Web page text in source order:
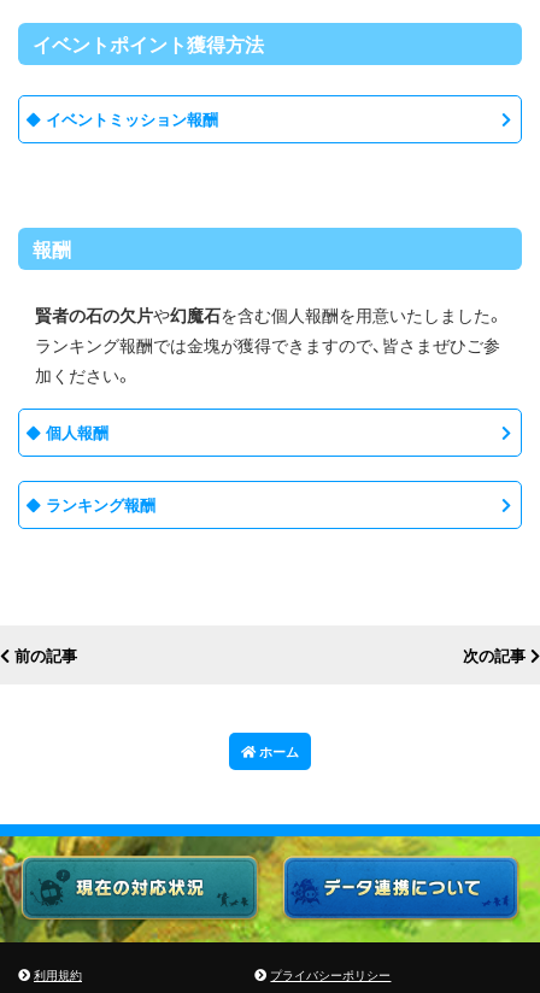
イベントポイント獲得方法
イベントミッション報酬
報酬
賢者の石の欠片や幻魔石を含む個人報酬を用意いたしました。
ランキング報酬では金塊が獲得できますので、皆さまぜひご参
加ください。
個人報酬
ランキング報酬
前の記事 次の記事
ホーム
利用規約 プライバシーポリシー